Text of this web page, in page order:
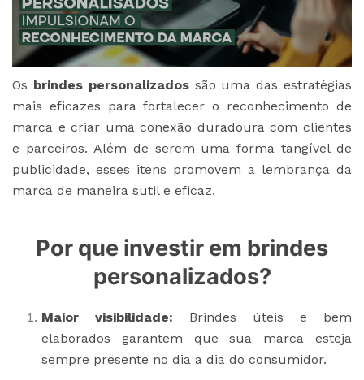
Os brindes personalizadossão uma das estratégias
mais eficazes para fortalecer o reconhecimento de
marca e criar uma conexão duradoura com clientes
e parceiros. Além de serem uma forma tangível de
publicidade, esses itens promovem a lembrança da
marca de maneira sutil e eficaz.
Por que investir em brindes
personalizados?
Maior visibilidade: Brindes úteis e bem
elaborados garantem que sua marca esteja
sempre presente no dia a dia do consumidor.